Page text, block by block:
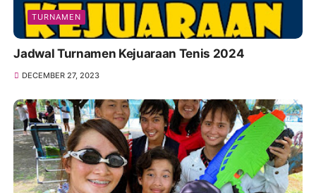
TURNAMEN
Jadwal Turnamen Kejuaraan Tenis 2024
DECEMBER 27, 2023